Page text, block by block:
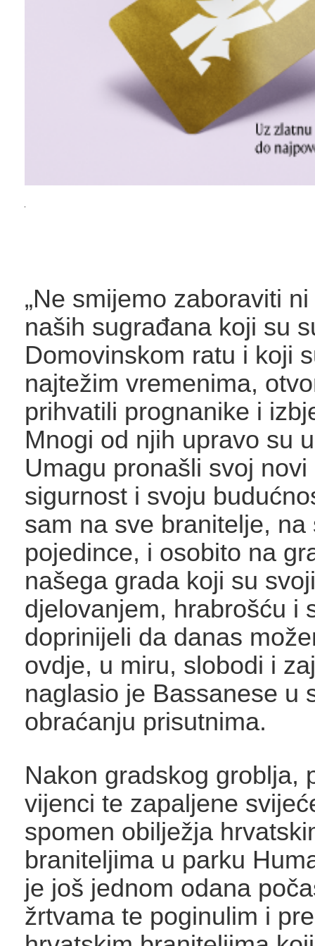
„Ne smijemo zaboraviti
naših sugrađana koji su
Domovinskom ratu i koji
najtežim vremenima,
prihvatili prognanike i
Mnogi od njih upravo su
Umagu pronašli svoj
sigurnost i svoju
sam na sve branitelje, na
pojedince, i osobito na
našega grada koji su
djelovanjem, hrabrošću i
doprinijeli da danas
ovdje, u miru, slobodi i
naglasio je Bassanese u
obraćanju prisutnima.
Nakon gradskog groblja,
vijenci te zapaljene
spomen obilježja
braniteljima u parku
je još jednom odana
žrtvama te poginulim i